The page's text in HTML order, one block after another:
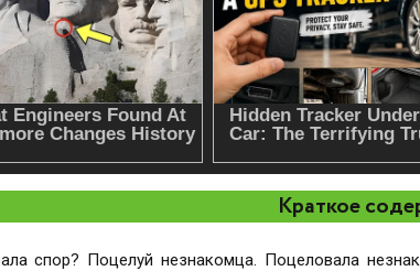
Краткое
спор? Поцелуй незнакомца. Поцеловала